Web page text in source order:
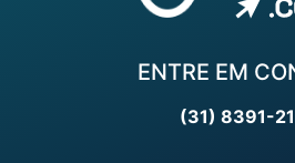
ENTRE EM
(31) 8391-